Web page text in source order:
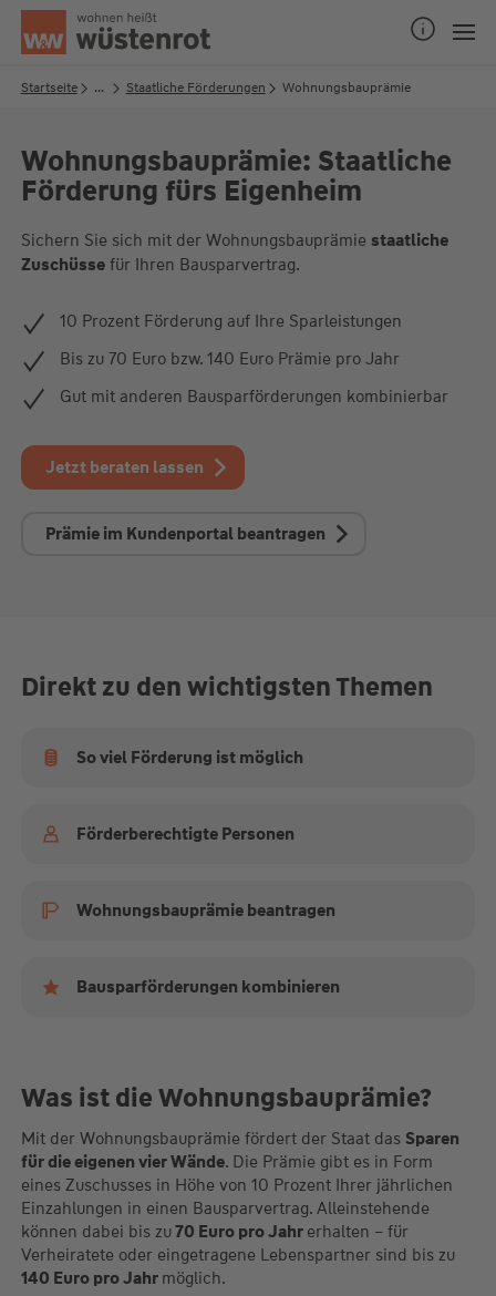
Seitenanfang
Startseite ... Staatliche Förderungen Wohnungsbauprämie
Wohnungsbauprämie: Staatliche
Förderung fürs Eigenheim
Sichern Sie sich mit der Wohnungsbauprämie staatliche
Zuschüssefür Ihren Bausparvertrag.
10 Prozent Förderung auf Ihre Sparleistungen
Bis zu 70 Euro bzw. 140 Euro Prämie pro Jahr
Gut mit anderen Bausparförderungen kombinierbar
Jetzt beraten lassen
Prämie im Kundenportal beantragen
Direkt zu den wichtigsten Themen
So viel Förderung ist möglich
Förderberechtigte Personen
Wohnungsbauprämie beantragen
Bausparförderungen kombinieren
Was ist die Wohnungsbauprämie?
Mit der Wohnungsbauprämie fördert der Staat das Sparen
für die eigenen vier Wände. Die Prämie gibt es in Form
eines Zuschusses in Höhe von 10 Prozent Ihrer jährlichen
Einzahlungen in einen Bausparvertrag. Alleinstehende
können dabei bis zu70 Euro pro Jahr erhalten – für
Verheiratete oder eingetragene Lebenspartner sind bis zu
140 Euro pro Jahr möglich.
Unsere Chatzeiten:
Mo bis Do: 9:00 Uhr - 19:00 Uhr